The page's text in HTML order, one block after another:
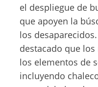
el despliegue de
que apoyen la
los
destacado que
los elementos de
incluyendo